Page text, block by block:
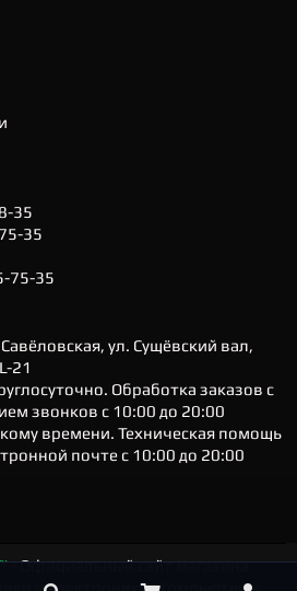
35
35
75-35
ул. Сущёвский вал,
21
Обработка заказов с
звонков с 10:00 до 20:00
времени. Техническая помощь
почте с 10:00 до 20:00
- Официальный сайт магазина
и электроники. Компьютеры